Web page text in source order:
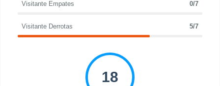
Visitante Empates 0/7
Visitante Derrotas 5/7
18